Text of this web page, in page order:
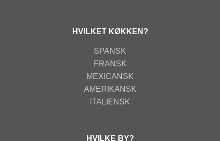
HVILKET KØKKEN?
SPANSK
FRANSK
MEXICANSK
AMERIKANSK
ITALIENSK
HVILKE BY?